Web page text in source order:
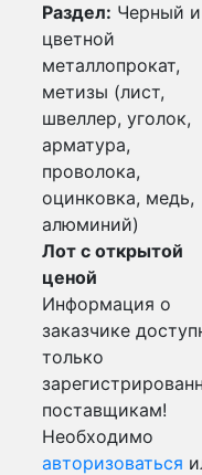
Раздел: Черный и
цветной
металлопрокат,
метизы (лист,
швеллер, уголок,
арматура,
проволока,
оцинковка, медь,
алюминий)
Лот с открытой
ценой
Информация о
заказчике
только
поставщикам!
Необходимо
авторизоваться